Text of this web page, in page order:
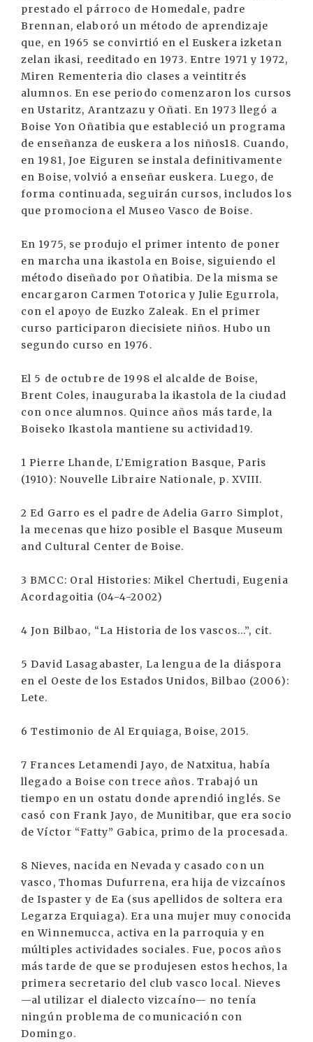
prestado el párroco de Homedale, padre
Brennan, elaboró un método de aprendizaje
que, en 1965 se convirtió en el Euskera izketan
zelan ikasi, reeditado en 1973. Entre 1971 y 1972,
Miren Rementeria dio clases a veintitrés
alumnos. En ese periodo comenzaron los cursos
en Ustaritz, Arantzazu y Oñati. En 1973 llegó a
Boise Yon Oñatibia que estableció un programa
de enseñanza de euskera a los niños18. Cuando,
en 1981, Joe Eiguren se instala definitivamente
en Boise, volvió a enseñar euskera. Luego, de
forma continuada, seguirán cursos, includos los
que promociona el Museo Vasco de Boise.
En 1975, se produjo el primer intento de poner
en marcha una ikastola en Boise, siguiendo el
método diseñado por Oñatibia. De la misma se
encargaron Carmen Totorica y Julie Egurrola,
con el apoyo de Euzko Zaleak. En el primer
curso participaron diecisiete niños. Hubo un
segundo curso en 1976.
El 5 de octubre de 1998 el alcalde de Boise,
Brent Coles, inauguraba la ikastola de la ciudad
con once alumnos. Quince años más tarde, la
Boiseko Ikastola mantiene su actividad19.
1 Pierre Lhande, L’Emigration Basque, Paris
(1910): Nouvelle Libraire Nationale, p. XVIII.
2 Ed Garro es el padre de Adelia Garro Simplot,
la mecenas que hizo posible el Basque Museum
and Cultural Center de Boise.
3 BMCC: Oral Histories: Mikel Chertudi, Eugenia
Acordagoitia (04-4-2002)
4 Jon Bilbao, “La Historia de los vascos...”, cit.
5 David Lasagabaster, La lengua de la diáspora
en el Oeste de los Estados Unidos, Bilbao (2006):
Lete.
6 Testimonio de Al Erquiaga, Boise, 2015.
7 Frances Letamendi Jayo, de Natxitua, había
llegado a Boise con trece años. Trabajó un
tiempo en un ostatu donde aprendió inglés. Se
casó con Frank Jayo, de Munitibar, que era socio
de Víctor “Fatty” Gabica, primo de la procesada.
8 Nieves, nacida en Nevada y casado con un
vasco, Thomas Dufurrena, era hija de vizcaínos
de Ispaster y de Ea (sus apellidos de soltera era
Legarza Erquiaga). Era una mujer muy conocida
en Winnemucca, activa en la parroquia y en
múltiples actividades sociales. Fue, pocos años
más tarde de que se produjesen estos hechos, la
primera secretario del club vasco local. Nieves
—al utilizar el dialecto vizcaíno— no tenía
ningún problema de comunicación con
Domingo.